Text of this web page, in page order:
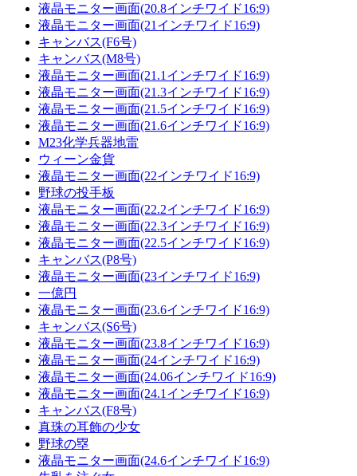
液晶モニター画面(20.8インチワイド16:9)
液晶モニター画面(21インチワイド16:9)
キャンバス(F6号)
キャンバス(M8号)
液晶モニター画面(21.1インチワイド16:9)
液晶モニター画面(21.3インチワイド16:9)
液晶モニター画面(21.5インチワイド16:9)
液晶モニター画面(21.6インチワイド16:9)
M23化学兵器地雷
ウィーン金貨
液晶モニター画面(22インチワイド16:9)
野球の投手板
液晶モニター画面(22.2インチワイド16:9)
液晶モニター画面(22.3インチワイド16:9)
液晶モニター画面(22.5インチワイド16:9)
キャンバス(P8号)
液晶モニター画面(23インチワイド16:9)
一億円
液晶モニター画面(23.6インチワイド16:9)
キャンバス(S6号)
液晶モニター画面(23.8インチワイド16:9)
液晶モニター画面(24インチワイド16:9)
液晶モニター画面(24.06インチワイド16:9)
液晶モニター画面(24.1インチワイド16:9)
キャンバス(F8号)
真珠の耳飾の少女
野球の塁
液晶モニター画面(24.6インチワイド16:9)